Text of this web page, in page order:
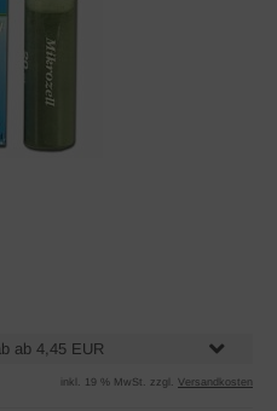
ab 4,45 EUR
inkl. 19 % MwSt. zzgl. Versandkosten